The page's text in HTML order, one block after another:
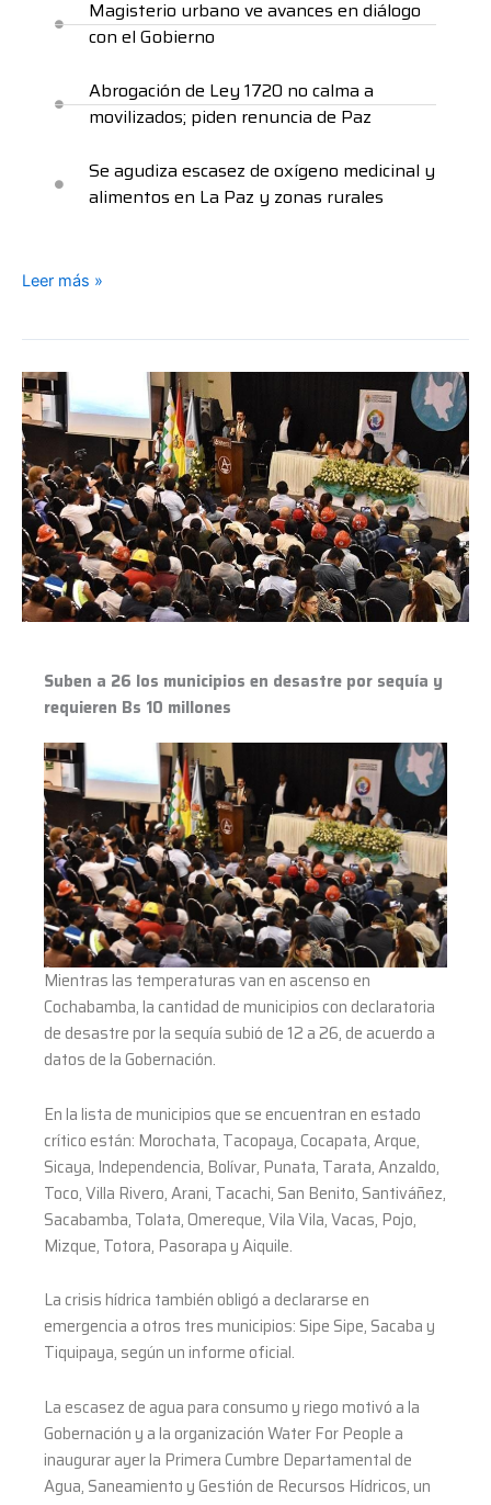
Magisterio urbano ve avances en diálogo
con el Gobierno
Abrogación de Ley 1720 no calma a
movilizados; piden renuncia de Paz
Se agudiza escasez de oxígeno medicinal y
alimentos en La Paz y zonas rurales
Leer más »
Suben a 26 los municipios en desastre por sequía y
requieren Bs 10 millones
Mientras las temperaturas van en ascenso en
Cochabamba, la cantidad de municipios con declaratoria
de desastre por la sequía subió de 12 a 26, de acuerdo a
datos de la Gobernación.
En la lista de municipios que se encuentran en estado
crítico están: Morochata, Tacopaya, Cocapata, Arque,
Sicaya, Independencia, Bolívar, Punata, Tarata, Anzaldo,
Toco, Villa Rivero, Arani, Tacachi, San Benito, Santiváñez,
Sacabamba, Tolata, Omereque, Vila Vila, Vacas, Pojo,
Mizque, Totora, Pasorapa y Aiquile.
La crisis hídrica también obligó a declararse en
emergencia a otros tres municipios: Sipe Sipe, Sacaba y
Tiquipaya, según un informe oficial.
La escasez de agua para consumo y riego motivó a la
Gobernación y a la organización Water For People a
inaugurar ayer la Primera Cumbre Departamental de
Agua, Saneamiento y Gestión de Recursos Hídricos, un
Suben
a
26
los
municipios
en
desastre
por
sequía
y